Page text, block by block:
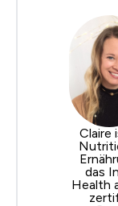
Claire
das
Health